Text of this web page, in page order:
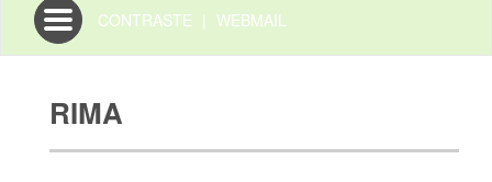
Toggle
navigation
CONTRASTE | WEBMAIL
RIMA